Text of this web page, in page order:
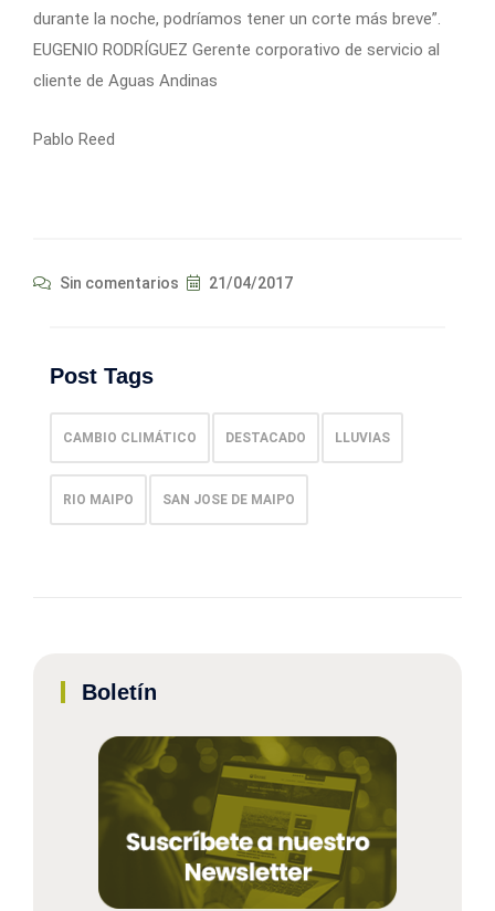
durante la noche, podríamos tener un corte más breve”.
EUGENIO RODRÍGUEZ Gerente corporativo de servicio al
cliente de Aguas Andinas
Pablo Reed
Sin comentarios 21/04/2017
Post Tags
CAMBIO CLIMÁTICO DESTACADO LLUVIAS
RIO MAIPO SAN JOSE DE MAIPO
Boletín